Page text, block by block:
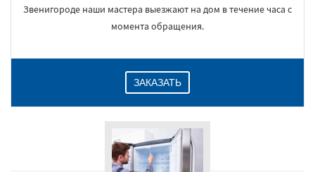
Звенигороде наши мастера выезжают на дом в течение часа с
момента обращения.
ЗАКАЗАТЬ